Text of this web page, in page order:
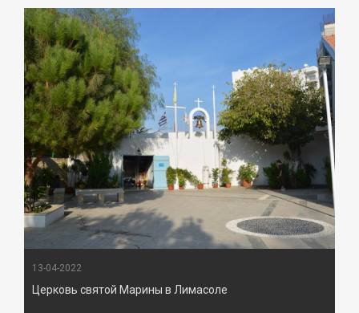
13-04-2022
Церковь святой Марины в Лимасоле